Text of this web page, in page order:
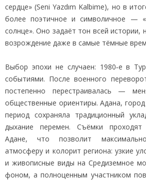
сердце» (Seni Yazdım Kalbime), но в
более поэтичное и символичное —
солнце». Оно задаёт тон всей истории,
возрождение даже в самые тёмные
Выбор эпохи не случаен: 1980‑е в
событиями. После военного
постепенно перестраивалась —
общественные ориентиры. Адана,
период сохраняла традиционный
дыхание перемен. Съёмки проходят
Адане, что позволит
атмосферу и колорит региона: узкие
и живописные виды на Средиземное
фоном, а полноценным участником